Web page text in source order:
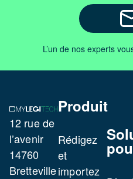
L’un de nos experts
12 rue de
l’avenir
14760
Bretteville
Produit
Rédigez
et
importez